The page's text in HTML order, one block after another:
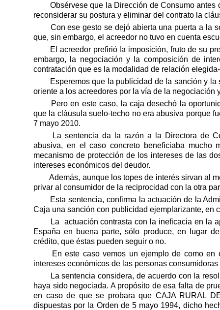
Obsérvese que la Dirección de Consumo
reconsiderar su postura y eliminar del contrato la
Con ese gesto se dejó abierta una puerta a la
que, sin embargo, el acreedor no tuvo en cuenta
El acreedor prefirió la imposición, fruto de su
embargo, la negociación y la composición de
contratación que es la modalidad de relación
Esperemos que la publicidad de la sanción y
oriente a los acreedores por la vía de la negociación
Pero en este caso, la caja desechó la
que la cláusula suelo-techo no era abusiva porque
7 mayo 2010.
La sentencia da la razón a la Directora de
abusiva, en el caso concreto beneficiaba
mecanismo de protección de los intereses de las
intereses económicos del deudor.
Además, aunque los topes de interés sirvan al
privar al consumidor de la reciprocidad con la otra
Esta sentencia, confirma la actuación de la
Caja una sanción con publicidad ejemplarizante, en
La
actuación contrasta con la ineficacia en la
España en buena parte, sólo produce, en lugar
crédito, que éstas pueden seguir o no.
En este caso vemos un ejemplo de como
intereses económicos de las personas
La sentencia considera, de acuerdo con la
haya sido negociada. A propósito de esa falta de
en caso de que se probara que CAJA RURAL
dispuestas por la Orden de 5 mayo 1994, dicho